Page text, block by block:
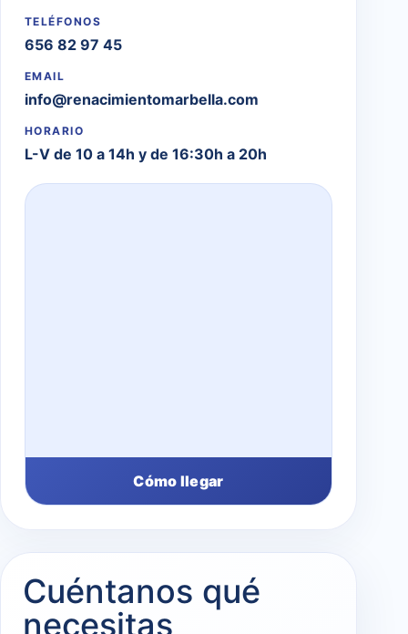
TELÉFONOS
656 82 97 45
EMAIL
info@renacimientomarbella.com
HORARIO
L-V de 10 a 14h y de 16:30h a 20h
Cómo llegar
Cuéntanos qué
necesitas